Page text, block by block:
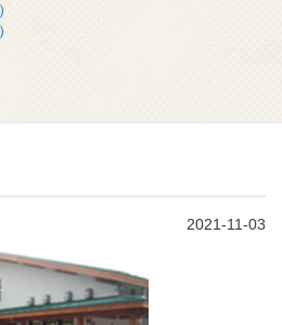
2021-11-03